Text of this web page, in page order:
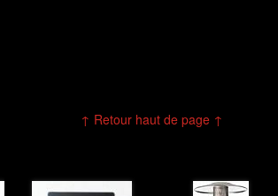
↑ Retour haut de page ↑